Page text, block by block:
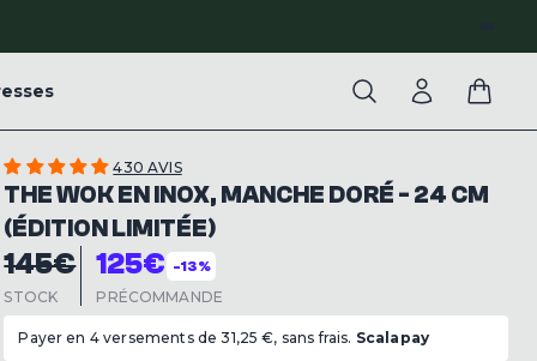
430 AVIS
THE WOK EN INOX, MANCHE DORÉ - 24 CM
(ÉDITION LIMITÉE)
145€
STOCK
125€ -13%
PRÉCOMMANDE
Payer en 4 versements de 31,25 €, sans frais. Scalapay